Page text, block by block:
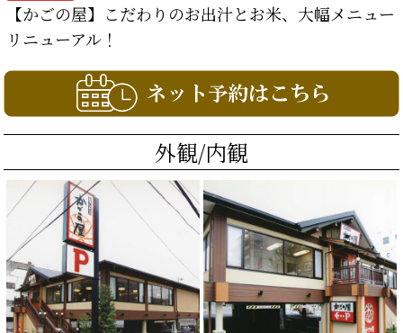
【かごの屋】こだわりのお出汁とお米、大幅メニュー
リニューアル！
外観/内観